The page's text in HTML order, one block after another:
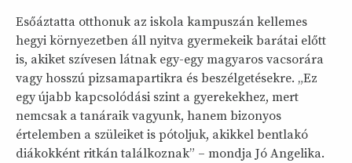
Esőáztatta otthonuk az iskola kampuszán kellemes
hegyi környezetben áll nyitva gyermekeik barátai előtt
is, akiket szívesen látnak egy-egy magyaros vacsorára
vagy hosszú pizsamapartikra és beszélgetésekre. „Ez
egy újabb kapcsolódási szint a gyerekekhez, mert
nemcsak a tanáraik vagyunk, hanem bizonyos
értelemben a szüleiket is pótoljuk, akikkel bentlakó
diákokként ritkán találkoznak” – mondja Jó Angelika.